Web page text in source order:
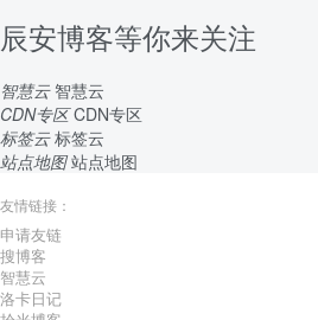
辰安博客等你来关注
智慧云 智慧云
CDN专区 CDN专区
标签云 标签云
站点地图 站点地图
友情链接：
申请友链
搜博客
智慧云
洛卡日记